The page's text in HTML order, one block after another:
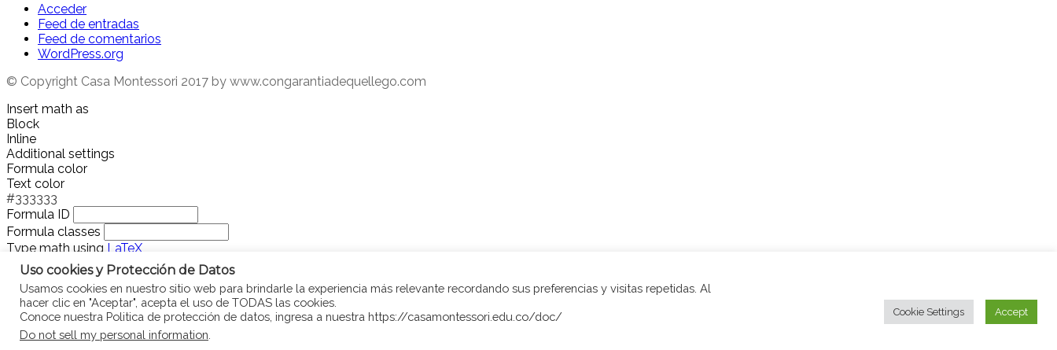
Acceder
Feed de entradas
Feed de comentarios
WordPress.org
© Copyright Casa Montessori 2017 by www.congarantiadequellego.com
Uso cookies y Protección de Datos
Usamos cookies en nuestro sitio web para brindarle la experiencia más relevante recordando sus preferencias y visitas repetidas. Al
hacer clic en "Aceptar", acepta el uso de TODAS las cookies.
Conoce nuestra Politica de protección de datos, ingresa a nuestra https://casamontessori.edu.co/doc/
Do not sell my personal information
Cookie Settings Accept
Insert math as
Block
Inline
Additional settings
Formula color
Text color
#333333
Formula ID
Formula classes
Type math using LaTeX
Preview
Nothing to preview